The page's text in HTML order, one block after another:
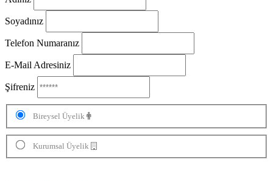
Soyadınız
Telefon Numaranız
E-Mail Adresiniz
Şifreniz
Bireysel Üyelik
Kurumsal Üyelik